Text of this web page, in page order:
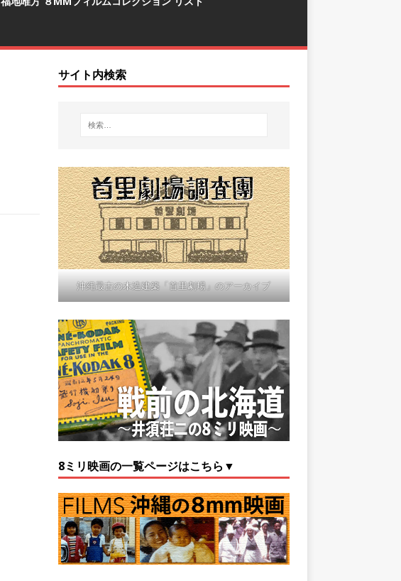
サイト内検索
沖縄最古の木造建築「首里劇場」のアーカイブ
8ミリ映画の一覧ページはこちら▼